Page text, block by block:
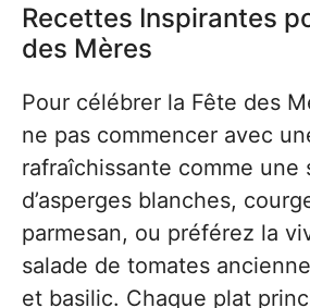
Recettes Inspirantes
des Mères
Pour célébrer la Fête des
ne pas commencer avec
rafraîchissante comme une
d’asperges blanches,
parmesan, ou préférez la
salade de tomates
et basilic. Chaque plat